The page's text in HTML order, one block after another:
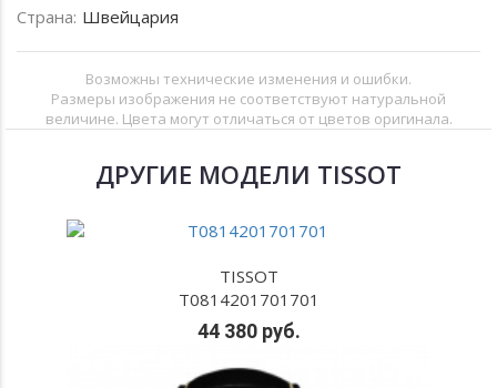
Страна: Швейцария
Возможны технические изменения и ошибки.
Размеры изображения не соответствуют натуральной
величине. Цвета могут отличаться от цветов оригинала.
ДРУГИЕ МОДЕЛИ TISSOT
TISSOT
T0814201701701
44 380 руб.